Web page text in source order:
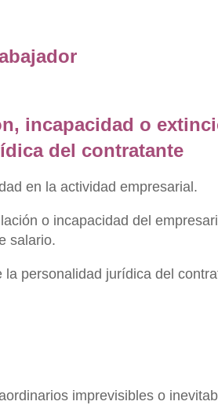
incapacidad o
del contratante
en la actividad empresarial.
o incapacidad del
salario.
la personalidad jurídica del
imprevisibles o